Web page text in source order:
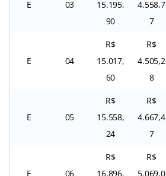
E 03
15.195,
90
4.558,7
7
E 04
R$
15.017,
60
R$
4.505,2
8
E 05
R$
15.558,
24
R$
4.667,4
7
E 06
R$
16.896,
R$
5.069,0